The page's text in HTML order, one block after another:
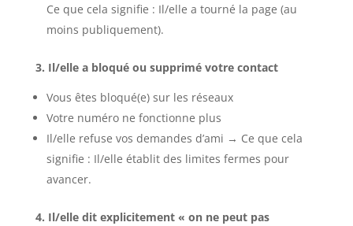
Ce que cela signifie : Il/elle a tourné la page (au
moins publiquement).
3. Il/elle a bloqué ou supprimé votre contact
Vous êtes bloqué(e) sur les réseaux
Votre numéro ne fonctionne plus
Il/elle refuse vos demandes d’ami → Ce que cela
signifie : Il/elle établit des limites fermes pour
avancer.
4. Il/elle dit explicitement « on ne peut pas